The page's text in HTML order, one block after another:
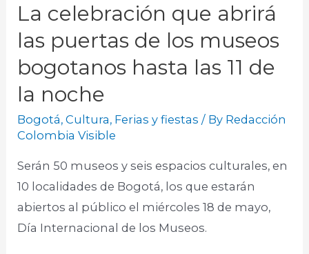
La celebración que abrirá
las puertas de los museos
bogotanos hasta las 11 de
la noche
Bogotá,Cultura, Ferias y fiestas / By Redacción
Colombia Visible
Serán 50 museos y seis espacios culturales, en
10 localidades de Bogotá, los que estarán
abiertos al público el miércoles 18 de mayo,
Día Internacional de los Museos.